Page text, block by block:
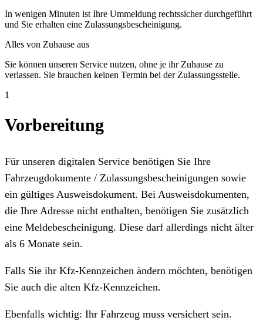
In wenigen Minuten ist Ihre Ummeldung rechtssicher durchgeführt
und Sie erhalten eine Zulassungsbescheinigung.
Alles von Zuhause aus
Sie können unseren Service nutzen, ohne je ihr Zuhause zu
verlassen. Sie brauchen keinen Termin bei der Zulassungsstelle.
1
Vorbereitung
Für unseren digitalen Service benötigen Sie Ihre
Fahrzeugdokumente / Zulassungsbescheinigungen sowie
ein gültiges Ausweisdokument. Bei Ausweisdokumenten,
die Ihre Adresse nicht enthalten, benötigen Sie zusätzlich
eine Meldebescheinigung. Diese darf allerdings nicht älter
als 6 Monate sein.
Falls Sie ihr Kfz-Kennzeichen ändern möchten, benötigen
Sie auch die alten Kfz-Kennzeichen.
Ebenfalls wichtig: Ihr Fahrzeug muss versichert sein.